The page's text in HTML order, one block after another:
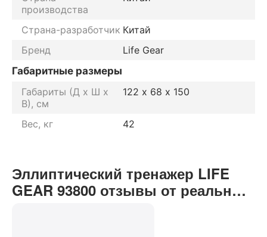
производства
Страна-разработчик Китай
Бренд
Life Gear
Габаритные размеры
Габариты (Д х Ш х
В), см
122 х 68 х 150
Вес, кг 42
Эллиптический тренажер LIFE
GEAR 93800 отзывы от реальных